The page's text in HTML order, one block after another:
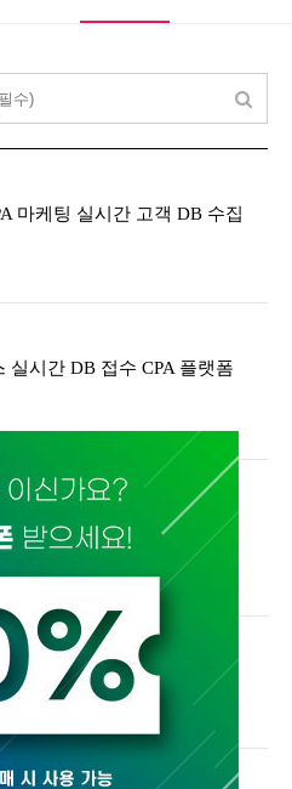
마케팅 실시간 고객 DB 수집
실시간 DB 접수 CPA 플랫폼
토어 DB / N스마트플레이스
DB 다운로드 하는 방법